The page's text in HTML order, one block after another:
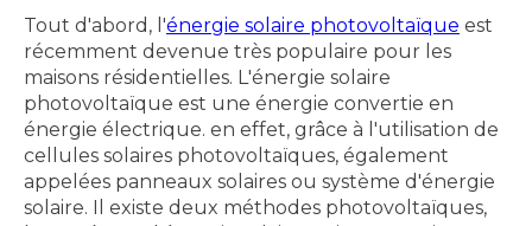
Tout d'abord, l'énergie solaire photovoltaïque est
récemment devenue très populaire pour les
maisons résidentielles. L'énergie solaire
photovoltaïque est une énergie convertie en
énergie électrique. en effet, grâce à l'utilisation de
cellules solaires photovoltaïques, également
appelées panneaux solaires ou système d'énergie
solaire. Il existe deux méthodes photovoltaïques,